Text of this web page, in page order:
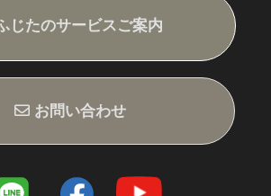
じたのサービスご案内
くり
ォーム
工例
調）
タッフ紹介
グ
ート
お問い合わせ